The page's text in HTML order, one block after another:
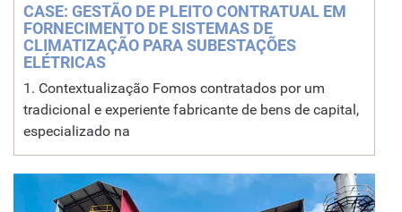
CASE: GESTÃO DE PLEITO CONTRATUAL EM
FORNECIMENTO DE SISTEMAS DE
CLIMATIZAÇÃO PARA SUBESTAÇÕES
ELÉTRICAS
1. Contextualização Fomos contratados por um
tradicional e experiente fabricante de bens de capital,
especializado na